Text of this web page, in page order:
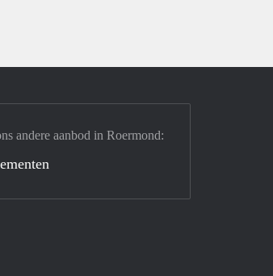
andere aanbod in Roermond: